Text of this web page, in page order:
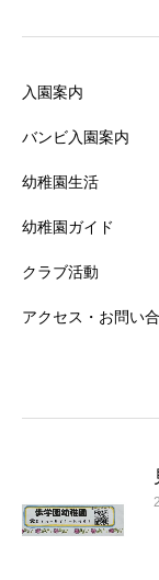
入園案内
バンビ入園案内
幼稚園生活
幼稚園ガイド
クラブ活動
アクセス・お問い